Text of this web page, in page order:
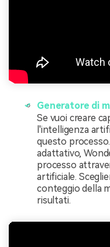
Generatore di
Se vuoi creare
l'intelligenza
questo
adattativo,
processo
artificiale.
conteggio della
risultati.